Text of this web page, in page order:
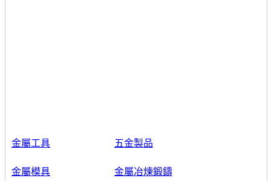
金屬工具 五金製品
金屬模具 金屬冶煉鍛鑄